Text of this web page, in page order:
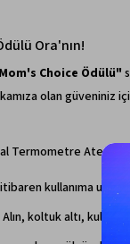
Ora'nın!
Choice Ödülü"
olan güveniniz
Termometre Ateş
kullanıma
koltuk altı, kulak,